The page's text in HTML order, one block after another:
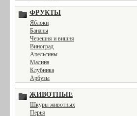
ФРУКТЫ
Яблоки
Бананы
Черешня и вишня
Виноград
Апельсины
Малина
Клубника
Арбузы
ЖИВОТНЫЕ
Шкуры животных
Перья